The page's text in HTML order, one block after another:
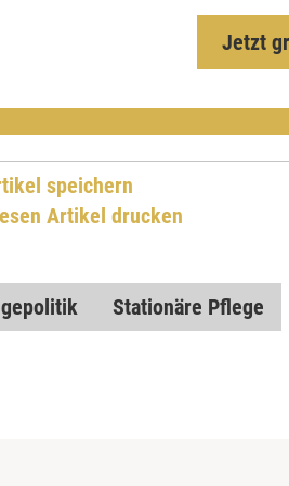
Jetzt
speichern
Artikel drucken
Stationäre Pflege